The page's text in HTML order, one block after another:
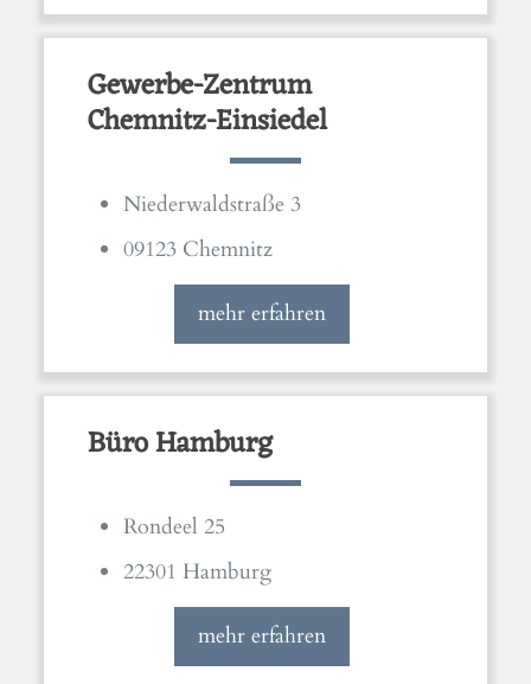
Gewerbe-Zentrum
Chemnitz-Einsiedel
Niederwaldstraße 3
09123 Chemnitz
mehr erfahren
Büro Hamburg
Rondeel 25
22301 Hamburg
mehr erfahren